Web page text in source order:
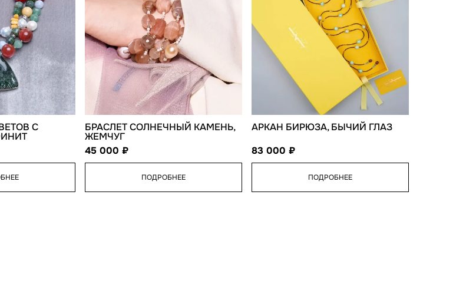
С БРАСЛЕТ СОЛНЕЧНЫЙ КАМЕНЬ,
ЖЕМЧУГ
45 000
ПОДРОБНЕЕ
АРКАН БИРЮЗА, БЫЧИЙ ГЛАЗ
83 000
ПОДРОБНЕЕ